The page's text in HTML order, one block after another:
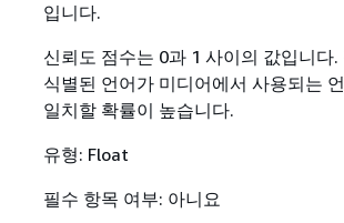
입니다.
신뢰도 점수는 0과 1 사이의 값입니다.
식별된 언어가 미디어에서 사용되는
일치할 확률이 높습니다.
유형: Float
필수 항목 여부: 아니요